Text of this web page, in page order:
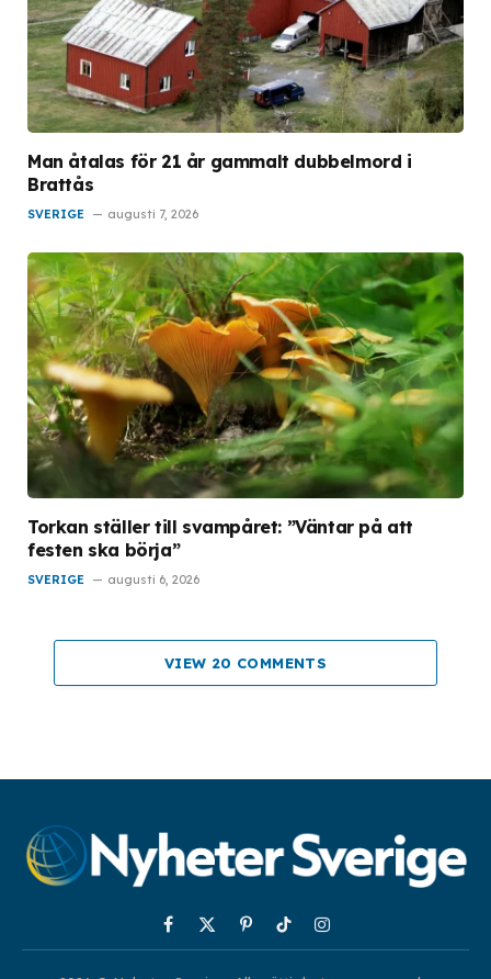
Man åtalas för 21 år gammalt dubbelmord i
Brattås
SVERIGE augusti 7, 2026
Torkan ställer till svampåret: ”Väntar på att
festen ska börja”
SVERIGE augusti 6, 2026
VIEW 20 COMMENTS
Facebook
X
PinterestTikTokInstagram